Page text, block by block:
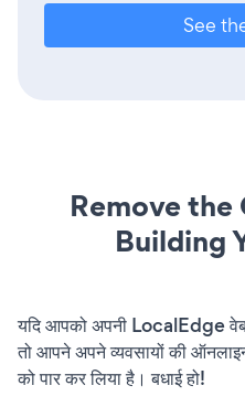
See
Remove the
Building
यदि आपको अपनी LocalEdge
तो आपने अपने व्यवसायों की
को पार कर लिया है। बधाई हो!